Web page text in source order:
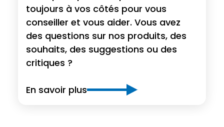
toujours à vos côtés pour vous
conseiller et vous aider. Vous avez
des questions sur nos produits, des
souhaits, des suggestions ou des
critiques ?
En savoir plus